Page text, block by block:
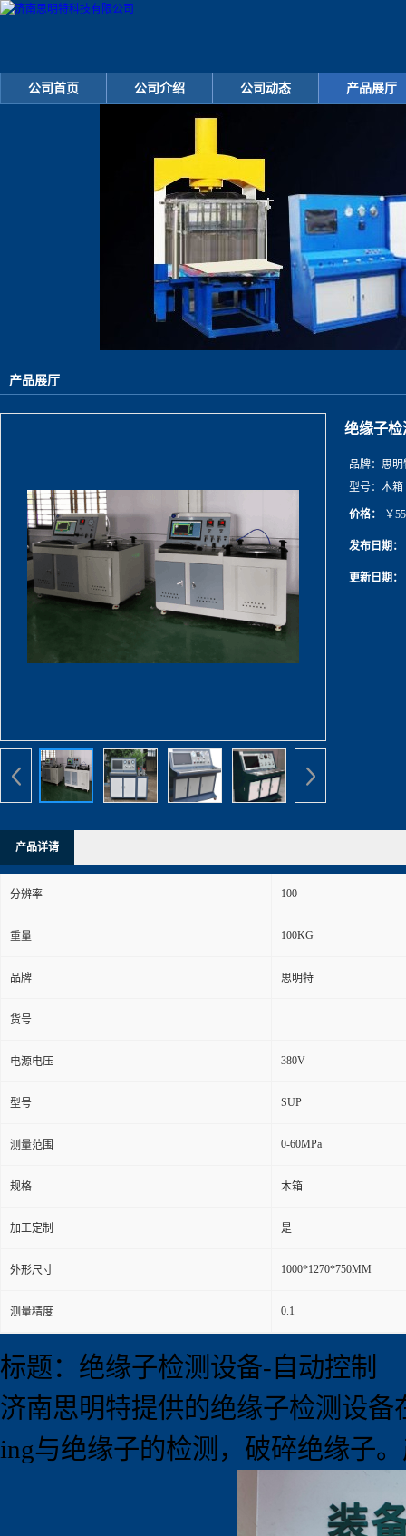
公司首页 公司介绍 公司动态 产品展厅
产品展厅
绝缘子检
品牌： 思明
型号： 木箱
价格： ￥
发布日期：
更新日期：
产品详请
分辨率 100
重量 100KG
品牌 思明特
货号
电源电压 380V
型号 SUP
测量范围 0-60MPa
规格 木箱
加工定制 是
外形尺寸 1000*1270*750MM
测量精度 0.1
标题：绝缘子检测设备-自动控制
济南思明特提供的绝缘子检测设
ing与绝缘子的检测，破碎绝缘子